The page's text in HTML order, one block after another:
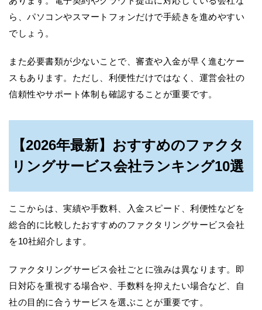
ら、パソコンやスマートフォンだけで手続きを進めやすい
でしょう。
また必要書類が少ないことで、審査や入金が早く進むケー
スもあります。ただし、利便性だけではなく、運営会社の
信頼性やサポート体制も確認することが重要です。
【2026年最新】おすすめのファクタ
リングサービス会社ランキング10選
ここからは、実績や手数料、入金スピード、利便性などを
総合的に比較したおすすめのファクタリングサービス会社
を10社紹介します。
ファクタリングサービス会社ごとに強みは異なります。即
日対応を重視する場合や、手数料を抑えたい場合など、自
社の目的に合うサービスを選ぶことが重要です。